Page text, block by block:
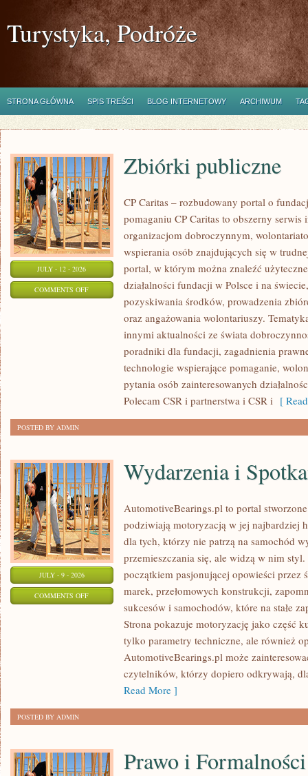
Turystyka, Podróże
STRONA GŁÓWNA SPIS TREŚCI BLOG INTERNETOWY ARCHIWUM
JULY - 12 - 2026
COMMENTS OFFON
PUBLICZNE
Zbiórki publiczne
CP Caritas – rozbudowany portal o
pomaganiu CP Caritas to obszerny
organizacjom dobroczynnym,
wspierania osób znajdujących się w
portal, w którym można znaleźć
działalności fundacji w Polsce i na
pozyskiwania środków, prowadzenia
oraz angażowania wolontariuszy.
innymi aktualności ze świata
poradniki dla fundacji, zagadnienia
technologie wspierające pomaganie,
pytania osób zainteresowanych
Polecam CSR i partnerstwa i CSR i [
POSTED BY ADMIN
JULY - 9 - 2026
COMMENTS OFFON
WYDARZENIA
SPOTKANIA
KLASYKÓW
Wydarzenia i
AutomotiveBearings.pl to portal
podziwiają motoryzacją w jej najbardziej
dla tych, którzy nie patrzą na samochód
przemieszczania się, ale widzą w nim
początkiem pasjonującej opowieści przez
marek, przełomowych konstrukcji,
sukcesów i samochodów, które na stałe
Strona pokazuje motoryzację jako część
tylko parametry techniczne, ale również
AutomotiveBearings.pl może
czytelników, którzy dopiero odkrywają,
Read More ]
POSTED BY ADMIN
Prawo i Formalności